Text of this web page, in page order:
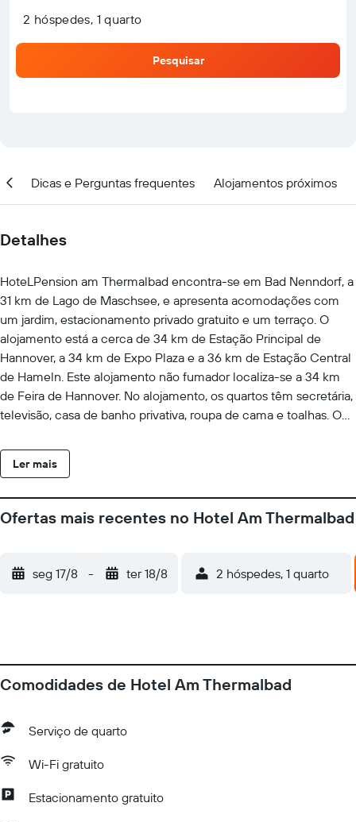
2 hóspedes, 1 quarto
Pesquisar
Dicas e Perguntas frequentes Alojamentos próximos
Detalhes
HoteLPension am Thermalbad encontra-se em Bad Nenndorf, a
31 km de Lago de Maschsee, e apresenta acomodações com
um jardim, estacionamento privado gratuito e um terraço. O
alojamento está a cerca de 34 km de Estação Principal de
Hannover, a 34 km de Expo Plaza e a 36 km de Estação Central
de Hameln. Este alojamento não fumador localiza-se a 34 km
de Feira de Hannover. No alojamento, os quartos têm secretária,
televisão, casa de banho privativa, roupa de cama e toalhas. O
enquanto alguns quartos também possuem varanda. Todos os
quartos têm roupeiro. Os hóspedes de HoteLPension am
arredores, como ciclismo. HCC Hannover fica a 36 km de
Langenhagen fica a 30 km de distância.
Ler mais
Ofertas mais recentes no Hotel Am Thermalbad
seg 17/8 - ter 18/8 2 hóspedes, 1 quarto
Comodidades de Hotel Am Thermalbad
Serviço de quarto
Wi-Fi gratuito
Estacionamento gratuito